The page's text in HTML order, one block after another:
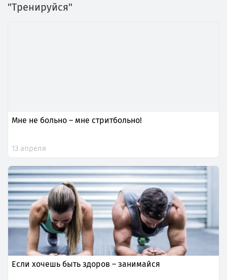
"Тренируйся"
Мне не больно – мне стритбольно!
13 апреля
Если хочешь быть здоров – занимайся